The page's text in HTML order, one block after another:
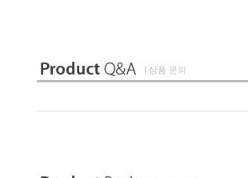
| 상품 문의